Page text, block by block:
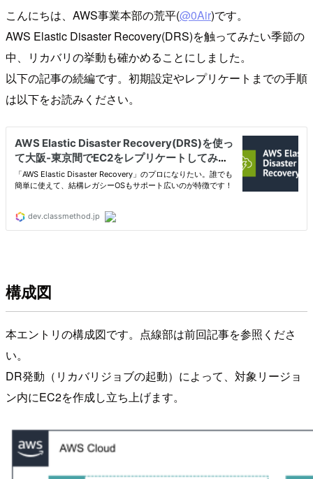
こんにちは、AWS事業本部の荒平(@0Air)です。
AWS Elastic Disaster Recovery(DRS)を触ってみたい季節の
中、リカバリの挙動も確かめることにしました。
以下の記事の続編です。初期設定やレプリケートまでの手順
は以下をお読みください。
構成図
本エントリの構成図です。点線部は前回記事を参照くださ
い。
DR発動（リカバリジョブの起動）によって、対象リージョ
ン内にEC2を作成し立ち上げます。